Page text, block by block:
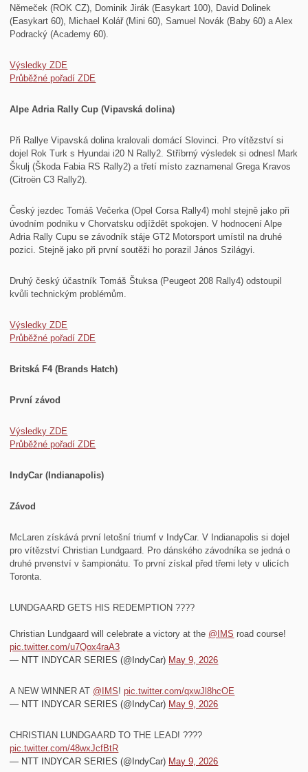
Němeček (ROK CZ), Dominik Jirák (Easykart 100), David Dolinek
(Easykart 60), Michael Kolář (Mini 60), Samuel Novák (Baby 60) a Alex
Podracký (Academy 60).
Výsledky ZDE
Průběžné pořadí ZDE
Alpe Adria Rally Cup (Vipavská dolina)
Při Rallye Vipavská dolina kralovali domácí Slovinci. Pro vítězství si
dojel Rok Turk s Hyundai i20 N Rally2. Stříbrný výsledek si odnesl Mark
Škulj (Škoda Fabia RS Rally2) a třetí místo zaznamenal Grega Kravos
(Citroën C3 Rally2).
Český jezdec Tomáš Večerka (Opel Corsa Rally4) mohl stejně jako při
úvodním podniku v Chorvatsku odjíždět spokojen. V hodnocení Alpe
Adria Rally Cupu se závodník stáje GT2 Motorsport umístil na druhé
pozici. Stejně jako při první soutěži ho porazil János Szilágyi.
Druhý český účastník Tomáš Štuksa (Peugeot 208 Rally4) odstoupil
kvůli technickým problémům.
Výsledky ZDE
Průběžné pořadí ZDE
Britská F4 (Brands Hatch)
První závod
Výsledky ZDE
Průběžné pořadí ZDE
IndyCar (Indianapolis)
Závod
McLaren získává první letošní triumf v IndyCar. V Indianapolis si dojel
pro vítězství Christian Lundgaard. Pro dánského závodníka se jedná o
druhé prvenství v šampionátu. To první získal před třemi lety v ulicích
Toronta.
LUNDGAARD GETS HIS REDEMPTION ????
Christian Lundgaard will celebrate a victory at the @IMS road course!
pic.twitter.com/u7Qox4raA3
— NTT INDYCAR SERIES (@IndyCar) May 9, 2026
A NEW WINNER AT @IMS!pic.twitter.com/qxwJl8hcOE
— NTT INDYCAR SERIES (@IndyCar) May 9, 2026
CHRISTIAN LUNDGAARD TO THE LEAD! ????
pic.twitter.com/48wxJcfBtR
— NTT INDYCAR SERIES (@IndyCar) May 9, 2026